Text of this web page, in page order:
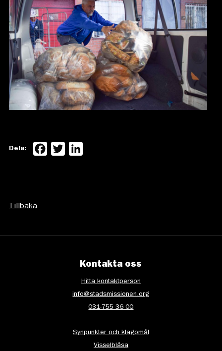
Dela: Facebook
Twitter
Tillbaka
Kontakta oss
Hitta kontaktperson
info@stadsmissionen.org
031-755 36 00
Synpunkter och klagomål
Visselblåsa